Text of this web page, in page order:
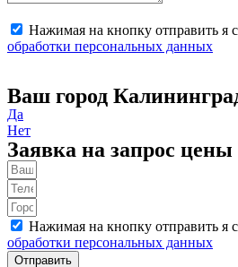
Нажимая на кнопку отправить я
обработки персональных данных
Ваш город
Да
Нет
Заявка на запрос цены
Нажимая на кнопку отправить я
обработки персональных данных
Отправить